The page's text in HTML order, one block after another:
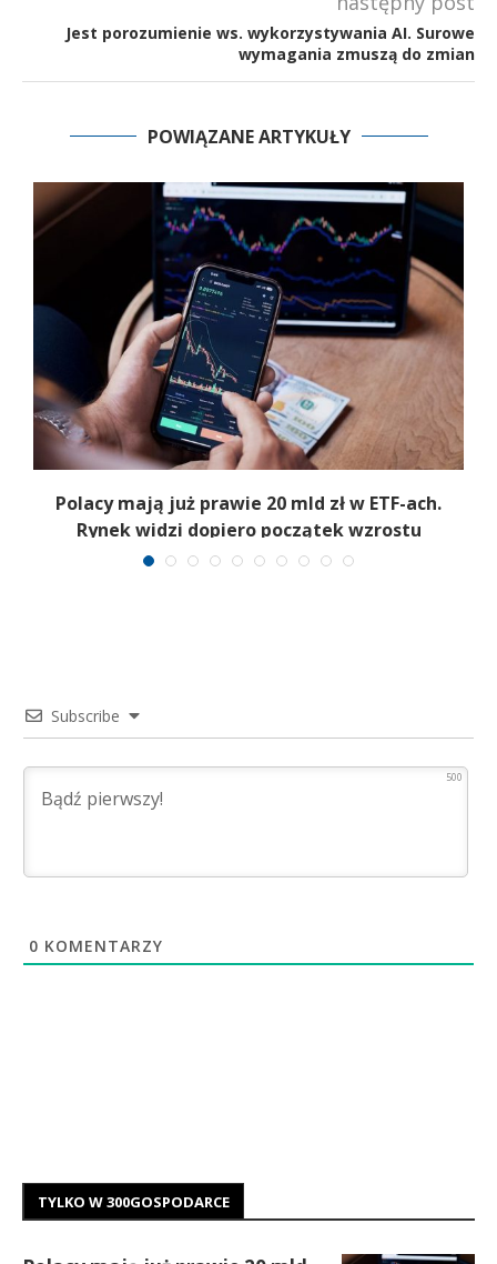
Jest porozumienie ws. wykorzystywania AI. Surowe
wymagania zmuszą do zmian
POWIĄZANE ARTYKUŁY
Polacy mają już prawie 20 mld zł w ETF-ach.
Rynek widzi dopiero początek wzrostu
Subscribe
500
0 KOMENTARZY
TYLKO W 300GOSPODARCE